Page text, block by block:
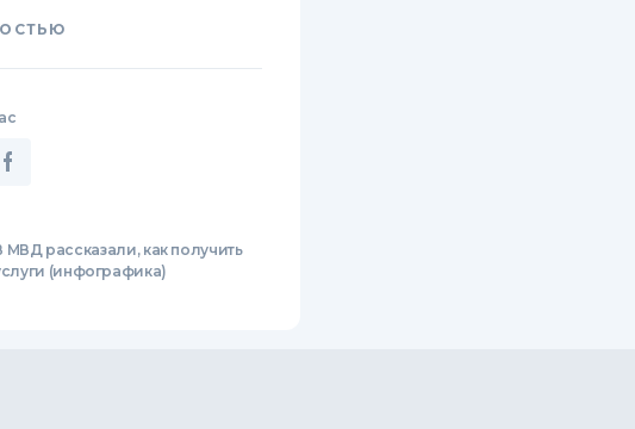
МВД рассказали, как получить
(инфографика)